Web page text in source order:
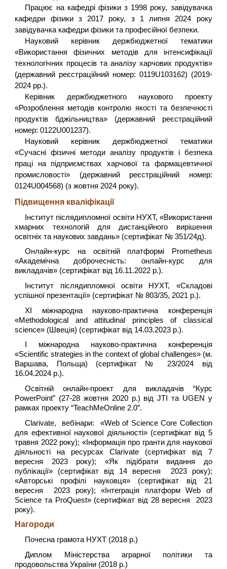
Працює на кафедрі фізики з 1998 року, завідувачка
кафедри фізики з 2017 року, з 1 липня 2024 року
завідувачка кафедри фізики та професійної безпеки.
Науковий керівник держбюджетної тематики
«Використання фізичних методів для інтенсифікації
технологічних процесів та аналізу харчових продуктів»
(державний реєстраційний номер: 0119U103162) (2019-
2024 рр.).
Керівник держбюджетного наукового проекту
«Розроблення методів контролю якості та безпечності
продуктів бджільництва» (державний реєстраційний
номер: 0122U001237).
Науковий керівник держбюджетної тематики
«Сучасні фізичні методи аналізу продуктів і безпека
праці на підприємствах харчової та фармацевтичної
промисловості» (державний реєстраційний номер:
0124U004568) (з жовтня 2024 року).
Підвищення кваліфікації
Інститут післядипломної освіти НУХТ, «Використання
хмарних технологій для дистанційного вирішення
освітніх та наукових завдань» (сертифікат № 351/24д).
Онлайн-курс на освітній платформі Prometheus
«Академічна доброчесність: онлайн-курс для
викладачів» (сертифікат від 16.11.2022 р.).
Інститут післядипломної освіти НУХТ, «Складові
успішної презентації» (сертифікат № 803/35, 2021 р.).
XI міжнародна науково-практична конференція
«Methodological and attitudinal principles of classical
science» (Швеція) (сертифікат від 14.03.2023 р.).
I міжнародна науково-практична конференція
«Scientific strategies in the context of global challenges» (м.
Варшава, Польща) (сертифікат № 23/2024 від
16.04.2024 р.).
Освітній онлайн-проект для викладачів “Курс
PowerPoint” (27-28 жовтня 2020 р.) від JTI та UGEN у
рамках проекту “TeachMeOnline 2.0”.
Clarivate, вебінари: «Web of Science Core Collection
для ефективної наукової діяльності» (сертифікат від 5
травня 2022 року); «Інформація про гранти для наукової
діяльності на ресурсах Clarivate (сертифікат від 7
вересня 2023 року); «Як підібрати видання до
публікації» (сертифікат від 14 вересня 2023 року);
«Авторські профілі науковця» (сертифікат від 21
вересня 2023 року); «Інтеграція платформ Web of
Science та ProQuest» (сертифікат від 28 вересня 2023
року).
Нагороди
Почесна грамота НУХТ (2018 р.)
Диплом Міністерства аграрної політики та
продовольства України (2018 р.)